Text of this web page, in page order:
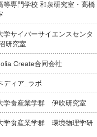
等専門学校 和泉研究室・高橋
学サイバーサイエンスセンタ
研究室
Create合同会社
ディア_ラボ
学食産業学群 伊吹研究室
学食産業学群 環境物理学研